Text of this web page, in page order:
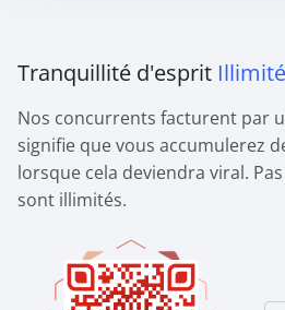
Tranquillité d'esprit
Nos concurrents facturent par
signifie que vous accumulerez
lorsque cela deviendra viral.
sont illimités.